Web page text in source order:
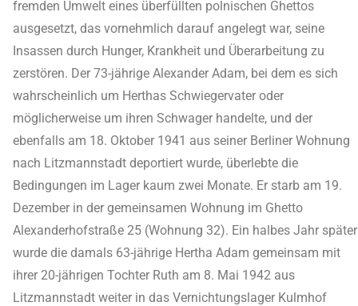
fremden Umwelt eines überfüllten polnischen Ghettos
ausgesetzt, das vornehmlich darauf angelegt war, seine
Insassen durch Hunger, Krankheit und Überarbeitung zu
zerstören. Der 73-jährige Alexander Adam, bei dem es sich
wahrscheinlich um Herthas Schwiegervater oder
möglicherweise um ihren Schwager handelte, und der
ebenfalls am 18. Oktober 1941 aus seiner Berliner Wohnung
nach Litzmannstadt deportiert wurde, überlebte die
Bedingungen im Lager kaum zwei Monate. Er starb am 19.
Dezember in der gemeinsamen Wohnung im Ghetto
Alexanderhofstraße 25 (Wohnung 32). Ein halbes Jahr später
wurde die damals 63-jährige Hertha Adam gemeinsam mit
ihrer 20-jährigen Tochter Ruth am 8. Mai 1942 aus
Litzmannstadt weiter in das Vernichtungslager Kulmhof